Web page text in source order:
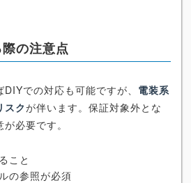
の注意点
での対応も可能ですが、 電装系
スクが伴います。保証対象外とな
必要です。
こと
の参照が必須